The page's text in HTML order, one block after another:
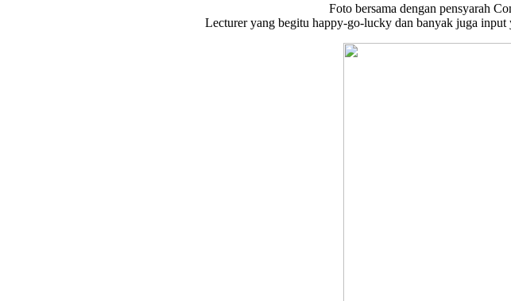
Foto bersama dengan pensyarah
Lecturer yang begitu happy-go-lucky dan banyak juga